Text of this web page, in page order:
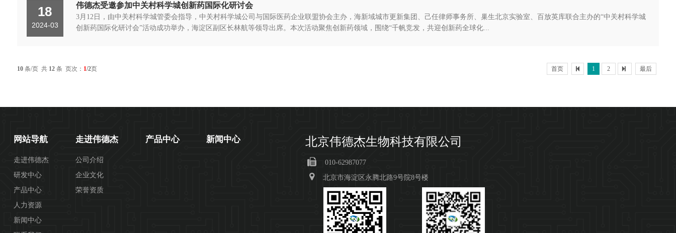
18
2024-03
伟德杰受邀参加中关村科学城创新药国际化研讨会
3月12日，由中关村科学城管委会指导，中关村科学城公司与国际医药企业联盟协会主办，海新域城市更新集团、己任律师事务所、巢生北京实验室、百放英库联合主办的“中关村科学城
创新药国际化研讨会”活动成功举办，海淀区副区长林航等领导出席。本次活动聚焦创新药领域，围绕“千帆竞发，共迎创新药全球化...
10条/页 共 12条 页次： 1/2页 首页 1 2 最后
网站导航
走进伟德杰
研发中心
产品中心
人力资源
新闻中心
走进伟德杰
公司介绍
企业文化
荣誉资质
产品中心 新闻中心 北京伟德杰生物科技有限公司
010-62987077
北京市海淀区永腾北路9号院8号楼